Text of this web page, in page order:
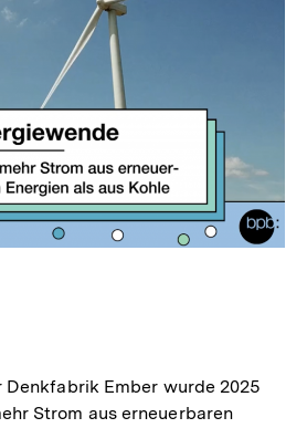
Denkfabrik Ember wurde 2025
Strom aus erneuerbaren